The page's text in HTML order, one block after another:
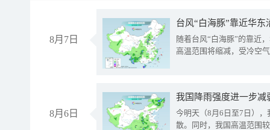
8月7日
台风“白海豚”靠近华
随着台风“白海豚”的靠近
高温范围将缩减，受冷空
8月6日
今明天（8月6日至7日）
散。同时，我国高温范围